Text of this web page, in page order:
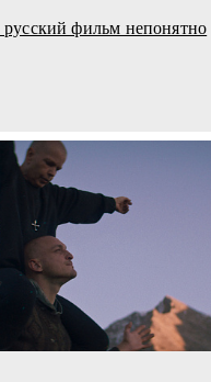
фильм непонятно